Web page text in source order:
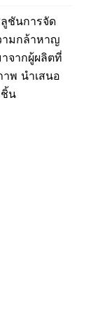
ชันการจัด
ามกล้าหาญ
จากผู้ผลิตที่
พ นำเสนอ
น